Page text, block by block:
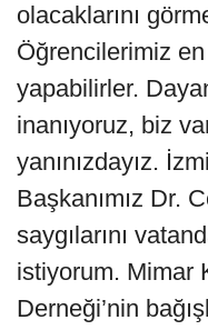
olacaklarını
Öğrencilerimiz en
yapabilirler.
inanıyoruz, biz
yanınızdayız.
Başkanımız Dr.
saygılarını
istiyorum. Mimar
Derneği’nin